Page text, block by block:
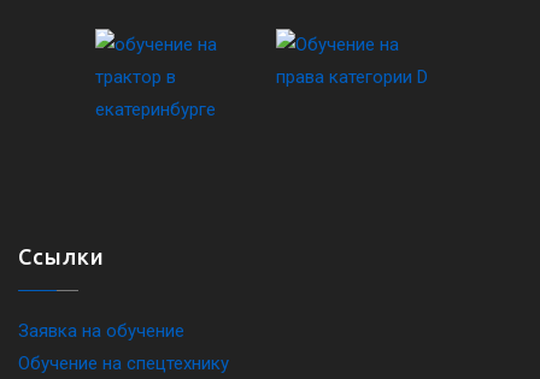
Ссылки
Заявка на обучение
Обучение на спецтехнику